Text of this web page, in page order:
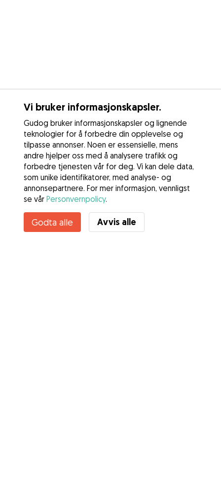
Vi bruker informasjonskapsler.
Gudog bruker informasjonskapsler og lignende
teknologier for å forbedre din opplevelse og
tilpasse annonser. Noen er essensielle, mens
andre hjelper oss med å analysere trafikk og
forbedre tjenesten vår for deg. Vi kan dele data,
som unike identifikatorer, med analyse- og
annonsepartnere. For mer informasjon, vennligst
se vår Personvernpolicy.
Godta alle Avvis alle